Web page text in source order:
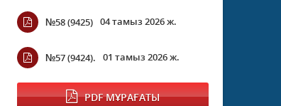
№58 (9425) 04 тамыз 2026 ж.
№57 (9424). 01 тамыз 2026 ж.
PDF МҰРАҒАТЫ